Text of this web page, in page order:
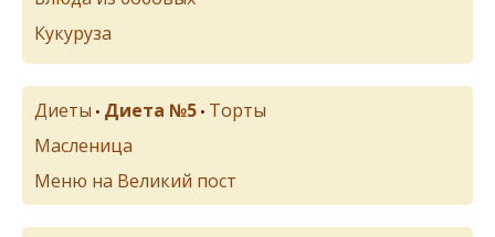
Кукуруза
Диеты • Диета №5 • Торты
Масленица
Меню на Великий пост